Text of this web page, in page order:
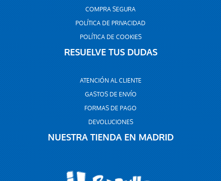
COMPRA SEGURA
POLÍTICA DE PRIVACIDAD
POLÍTICA DE COOKIES
RESUELVE TUS DUDAS
ATENCIÓN AL CLIENTE
GASTOS DE ENVÍO
FORMAS DE PAGO
DEVOLUCIONES
NUESTRA TIENDA EN MADRID